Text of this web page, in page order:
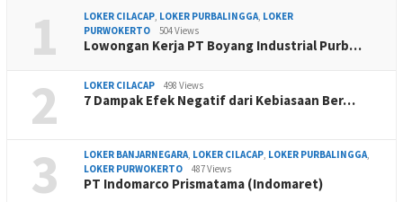
1 LOKER CILACAP LOKER PURBALINGGA LOKER
PURWOKERTO
504 Views
Lowongan Kerja PT Boyang Industrial Purb…
2 LOKER CILACAP 498 Views
7 Dampak Efek Negatif dari Kebiasaan Ber…
3 LOKER BANJARNEGARA LOKER CILACAP LOKER PURBALINGGA
LOKER PURWOKERTO
487 Views
PT Indomarco Prismatama (Indomaret)